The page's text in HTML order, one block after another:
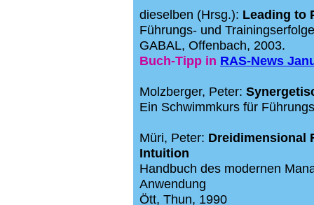
dieselben (Hrsg.): Leading to
Führungs- und
GABAL, Offenbach, 2003.
Buch-Tipp in RAS-News
Molzberger, Peter:
Ein Schwimmkurs für
Müri, Peter: Dreidimensional
Intuition
Handbuch des modernen
Anwendung
Ött, Thun, 1990